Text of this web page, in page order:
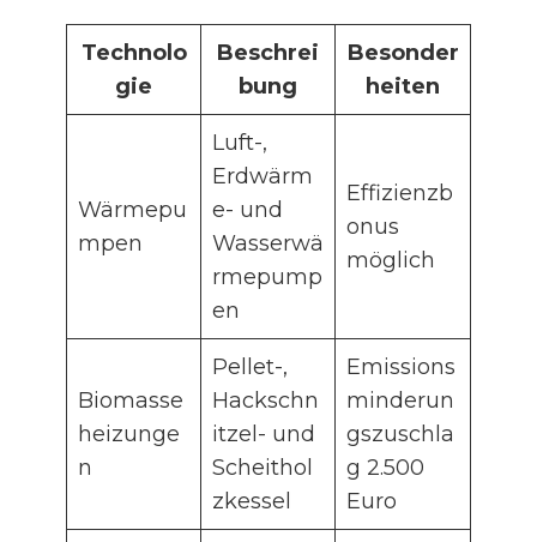
Technolo
gie
Beschrei
bung
Besonder
heiten
Wärmepu
mpen
Luft-,
Erdwärm
e- und
Wasserwä
rmepump
en
Effizienzb
onus
möglich
Biomasse
heizunge
n
Pellet-,
Hackschn
itzel- und
Scheithol
zkessel
Emissions
minderun
gszuschla
g 2.500
Euro